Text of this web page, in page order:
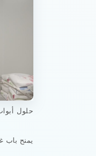
يمنح باب